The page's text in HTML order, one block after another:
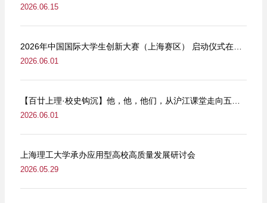
2026.06.15
2026.06.01
2026.06.01
上海理工大学承办应用型高校高质量发展研讨会
2026.05.29